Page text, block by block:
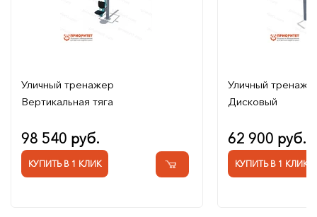
Уличный тренажер
Вертикальная тяга
98 540 руб.
КУПИТЬ В 1 КЛИК
Уличный
Дисковый
62 900 руб.
КУПИТЬ В 1 КЛИК